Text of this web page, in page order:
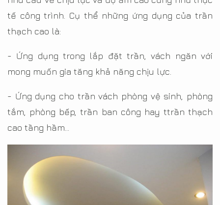
tế công trình. Cụ thể những ứng dụng của trần
thạch cao là:
- Ứng dụng trong lắp đặt trần, vách ngăn với
mong muốn gia tăng khả năng chịu lực.
- Ứng dụng cho trần vách phòng vệ sinh, phòng
tắm, phòng bếp, trần ban công hay ttrần thạch
cao tầng hầm…